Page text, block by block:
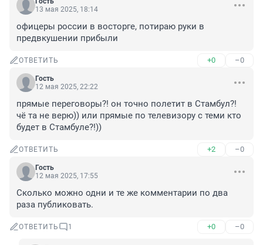
13 мая 2025, 18:14
офицеры россии в восторге, потираю руки в
предвкушении прибыли
ОТВЕТИТЬ +0 –0
Гость
12 мая 2025, 22:22
прямые переговоры?! он точно полетит в Стамбул?!
чё та не верю)) или прямые по телевизору с теми кто
будет в Стамбуле?!))
ОТВЕТИТЬ +2 –0
Гость
12 мая 2025, 17:55
Сколько можно одни и те же комментарии по два
раза публиковать.
ОТВЕТИТЬ 1 +0 –0